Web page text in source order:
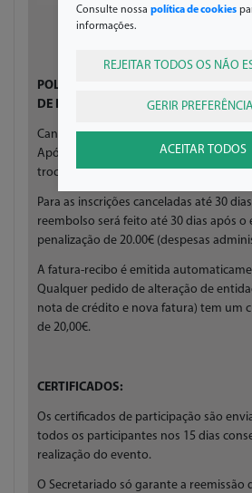
POLÍTICA DE FATURAÇÃO,
DE INSCRIÇÕES PAGAS:
Cancelamento só será aceite até 30 dias
Após essa data não se realizam
troca de nome)
Para as inscrições canceladas até 30
reembolso será feito até 30 dias após o
penalização de 20.00€ (despesas
A fatura-recibo é emitida
Qualquer pedido de alteração de
nota de crédito e nova fatura) tem um
de 20,00€.
CERTIFICADOS:
Os certificados de participação são
todos os participantes nos 15 dias
realização do evento.
O Secretariado só garante a reemissão
Consulte nossa política de cookies
informações.
REJEITAR TODOS OS NÃO
GERIR
ACEITAR TODOS